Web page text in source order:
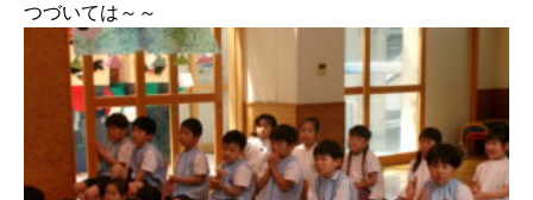
つづいては～～